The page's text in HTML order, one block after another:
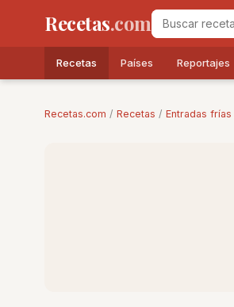
Recetas.com
Recetas Países Reportajes
Recetas.com / Recetas / Entradas frías